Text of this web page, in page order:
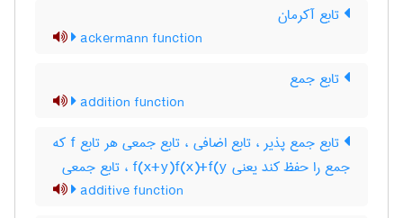
تابع آکرمان
ackermann function
تابع جمع
addition function
تابع جمع پذیر ، تابع اضافی ، تابع جمعی هر تابع f که
جمع را حفظ کند یعنی f(x+y)f(x)+f(y ، تابع جمعی
additive function